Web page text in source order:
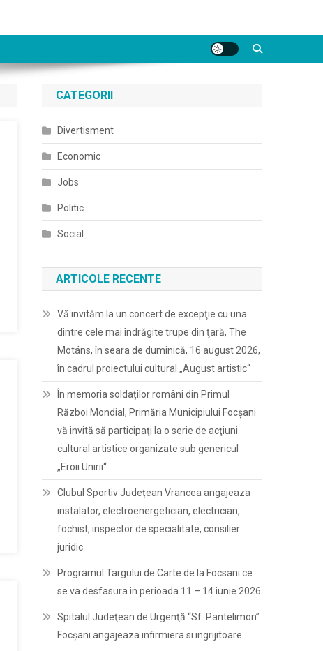
CATEGORII
Divertisment
Economic
Jobs
Politic
Social
ARTICOLE RECENTE
Vă invităm la un concert de excepţie cu una
dintre cele mai îndrăgite trupe din ţară, The
Motáns, în seara de duminică, 16 august 2026,
în cadrul proiectului cultural „August artistic“
În memoria soldaților români din Primul
Război Mondial, Primăria Municipiului Focșani
vă invită să participaţi la o serie de acţiuni
cultural artistice organizate sub genericul
„Eroii Unirii“
Clubul Sportiv Județean Vrancea angajeaza
instalator, electroenergetician, electrician,
fochist, inspector de specialitate, consilier
juridic
Programul Targului de Carte de la Focsani ce
se va desfasura in perioada 11 – 14 iunie 2026
Spitalul Judeţean de Urgenţă “Sf. Pantelimon”
Focşani angajeaza infirmiera si ingrijitoare